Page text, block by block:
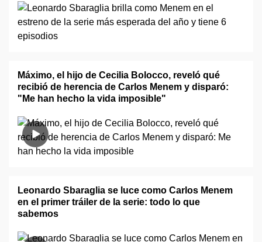
Máximo, el hijo de Cecilia Bolocco, reveló qué
recibió de herencia de Carlos Menem y disparó:
"Me han hecho la vida imposible"
Leonardo Sbaraglia se luce como Carlos Menem
en el primer tráiler de la serie: todo lo que
sabemos